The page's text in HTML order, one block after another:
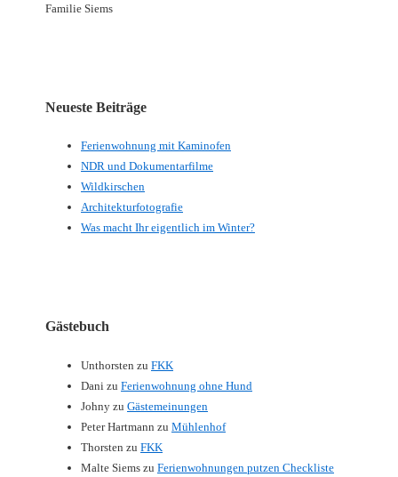
Familie Siems
Neueste Beiträge
Ferienwohnung mit Kaminofen
NDR und Dokumentarfilme
Wildkirschen
Architekturfotografie
Was macht Ihr eigentlich im Winter?
Gästebuch
Unthorsten zu FKK
Dani zu Ferienwohnung ohne Hund
Johny zu Gästemeinungen
Peter Hartmann zu Mühlenhof
Thorsten zu FKK
Malte Siems zu Ferienwohnungen putzen Checkliste